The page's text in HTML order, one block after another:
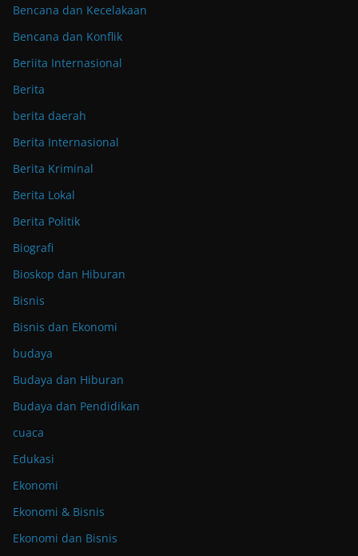
Bencana dan Kecelakaan
Bencana dan Konflik
Beriita Internasional
Berita
berita daerah
Berita Internasional
Berita Kriminal
Berita Lokal
Berita Politik
Biografi
Bioskop dan Hiburan
Bisnis
Bisnis dan Ekonomi
budaya
Budaya dan Hiburan
Budaya dan Pendidikan
cuaca
Edukasi
Ekonomi
Ekonomi & Bisnis
Ekonomi dan Bisnis